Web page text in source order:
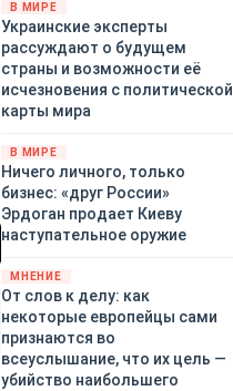
Тульской областей,
Московского региона,
Республики Крым, Республики
Татарстан, Краснодарского
края и над акваториями
В МИРЕ
Украинские эксперты
рассуждают о будущем
страны и возможности её
исчезновения с политической
карты мира
В МИРЕ
Ничего личного, только
бизнес: «друг России»
Эрдоган продает Киеву
наступательное оружие
МНЕНИЕ
От слов к делу: как
некоторые европейцы сами
признаются во
всеуслышание, что их цель —
убийство наибольшего